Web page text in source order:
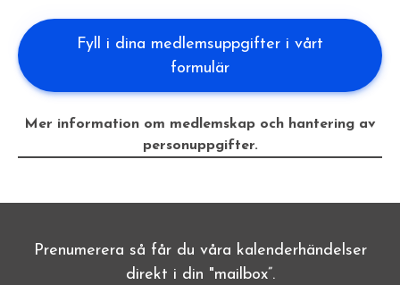
Fyll i dina medlemsuppgifter i vårt
formulär
Mer information om medlemskap och hantering av
personuppgifter.
Prenumerera så får du våra kalenderhändelser
direkt i din "mailbox”.